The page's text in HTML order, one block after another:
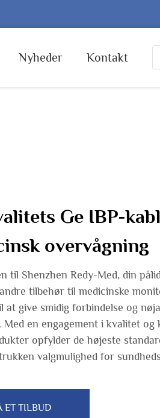
Nyheder Kontakt
Ge IBP-
overvågning
til Shenzhen Redy-Med, din
tilbehør til medicinske
at give smidig forbindelse og
Med en engagement i kvalitet
opfylder de højeste
valgmulighed for
ET TILBUD